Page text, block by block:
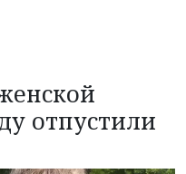
отпустили